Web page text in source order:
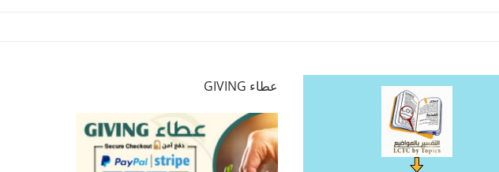
عطاء GIVING